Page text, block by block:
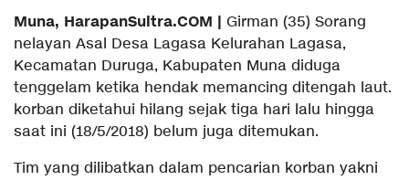
Muna, HarapanSultra.COM | Girman (35) Sorang
nelayan Asal Desa Lagasa Kelurahan Lagasa,
Kecamatan Duruga, Kabupaten Muna diduga
tenggelam ketika hendak memancing ditengah laut.
korban diketahui hilang sejak tiga hari lalu hingga
saat ini (18/5/2018) belum juga ditemukan.
Tim yang dilibatkan dalam pencarian korban yakni